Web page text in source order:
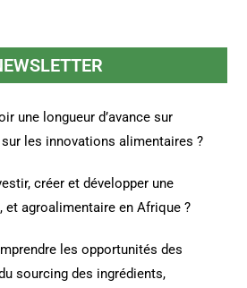
une longueur d’avance sur
sur les innovations alimentaires ?
créer et développer une
et agroalimentaire en Afrique ?
les opportunités des
sourcing des ingrédients,